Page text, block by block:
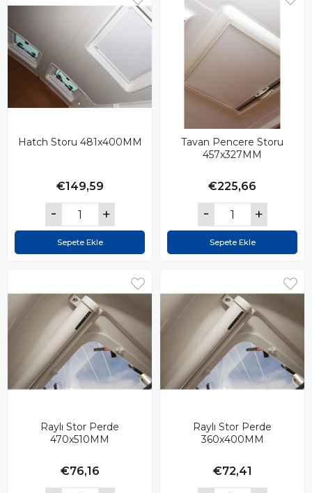
Hatch Storu 481x400MM
€149,59
Sepete Ekle
Tavan Pencere Storu
457x327MM
€225,66
Sepete Ekle
Raylı Stor Perde
470x510MM
€76,16
Raylı Stor Perde
360x400MM
€72,41